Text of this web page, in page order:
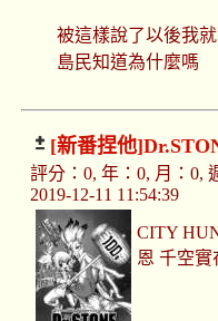
被這樣說了以後我
島民知道為什麼嗎
[新番捏他]
評分：0, 年：0, 月：0,
2019-12-11 11:54:39
CITY
恩 千空實